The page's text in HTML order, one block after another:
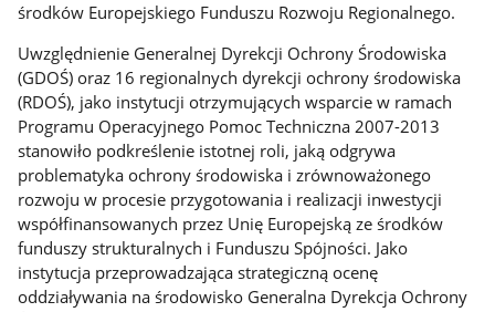
środków Europejskiego Funduszu Rozwoju Regionalnego.
Uwzględnienie Generalnej Dyrekcji Ochrony Środowiska
(GDOŚ) oraz 16 regionalnych dyrekcji ochrony środowiska
(RDOŚ), jako instytucji otrzymujących wsparcie w ramach
Programu Operacyjnego Pomoc Techniczna 2007-2013
stanowiło podkreślenie istotnej roli, jaką odgrywa
problematyka ochrony środowiska i zrównoważonego
rozwoju w procesie przygotowania i realizacji inwestycji
współfinansowanych przez Unię Europejską ze środków
funduszy strukturalnych i Funduszu Spójności. Jako
instytucja przeprowadzająca strategiczną ocenę
oddziaływania na środowisko Generalna Dyrekcja Ochrony